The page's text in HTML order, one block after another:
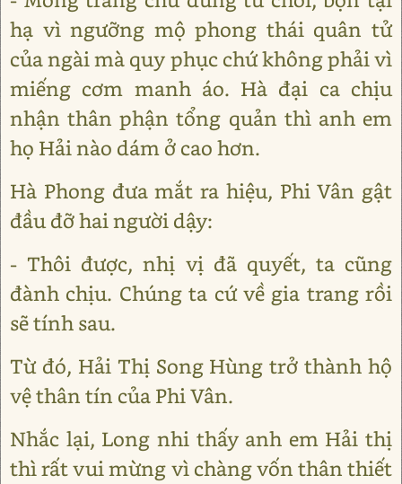
hạ vì ngưỡng mộ phong thái quân tử
của ngài mà quy phục chứ không phải vì
miếng cơm manh áo. Hà đại ca chịu
nhận thân phận tổng quản thì anh em
họ Hải nào dám ở cao hơn.
Hà Phong đưa mắt ra hiệu, Phi Vân gật
đầu đỡ hai người dậy:
- Thôi được, nhị vị đã quyết, ta cũng
đành chịu. Chúng ta cứ về gia trang rồi
sẽ tính sau.
Từ đó, Hải Thị Song Hùng trở thành hộ
vệ thân tín của Phi Vân.
Nhắc lại, Long nhi thấy anh em Hải thị
thì rất vui mừng vì chàng vốn thân thiết